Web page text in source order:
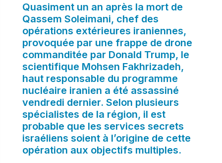
Quasiment un an après la mort de
Qassem Soleimani, chef des
opérations extérieures iraniennes,
provoquée par une frappe de drone
commanditée par Donald Trump, le
scientifique Mohsen Fakhrizadeh,
haut responsable du programme
nucléaire iranien a été assassiné
vendredi dernier. Selon plusieurs
spécialistes de la région, il est
probable que les services secrets
israéliens soient à l’origine de cette
opération aux objectifs multiples.